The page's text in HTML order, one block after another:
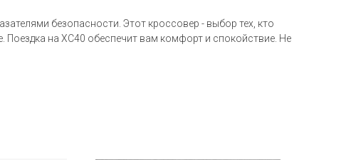
безопасности. Этот кроссовер - выбор тех, кто
Поездка на XC40 обеспечит вам комфорт и спокойствие. Не